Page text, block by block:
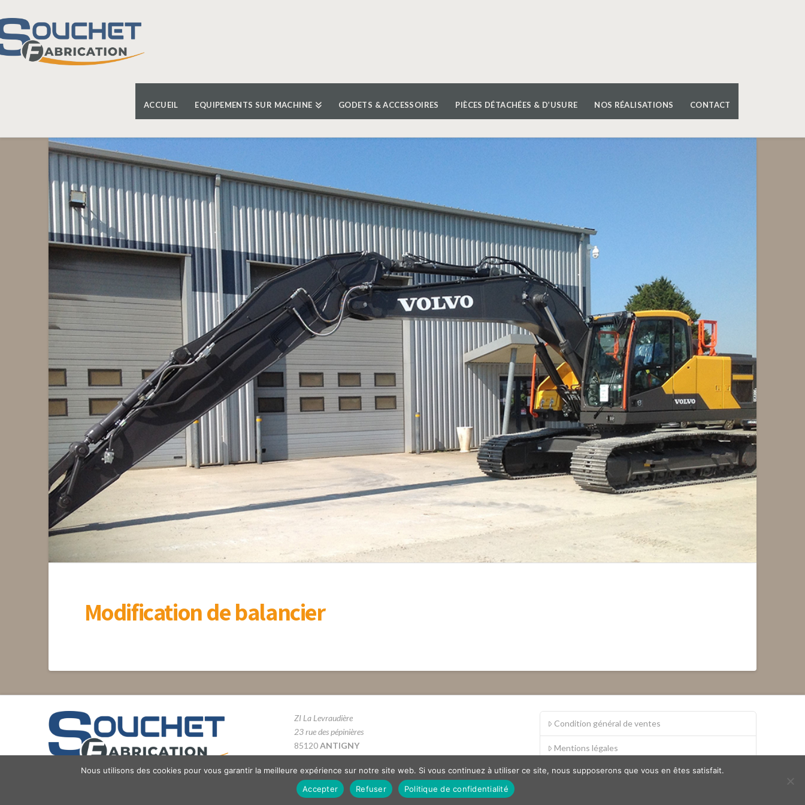
ACCUEIL EQUIPEMENTS SUR MACHINE GODETS & ACCESSOIRES PIÈCES DÉTACHÉES & D’USURE NOS RÉALISATIONS CONTACT
Modification de balancier
ZI La Levraudière
23 rue des pépinières
85120ANTIGNY
Condition général de ventes
Mentions légales
S.A.V.
Nous utilisons des cookies pour vous garantir la meilleure expérience sur notre site web. Si vous continuez à utiliser ce site, nous supposerons que vous en êtes satisfait.
Accepter
Refuser Politique de confidentialité